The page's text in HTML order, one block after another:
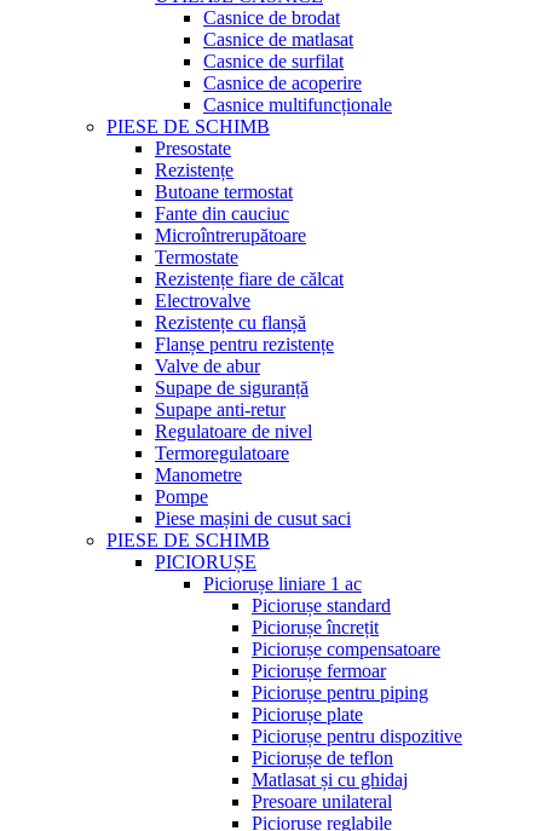
Casnice de brodat
Casnice de matlasat
Casnice de surfilat
Casnice de acoperire
Casnice multifuncționale
PIESE DE SCHIMB
Presostate
Rezistențe
Butoane termostat
Fante din cauciuc
Microîntrerupătoare
Termostate
Rezistențe fiare de călcat
Electrovalve
Rezistențe cu flanșă
Flanșe pentru rezistențe
Valve de abur
Supape de siguranță
Supape anti-retur
Regulatoare de nivel
Termoregulatoare
Manometre
Pompe
Piese mașini de cusut saci
PIESE DE SCHIMB
PICIORUȘE
Piciorușe liniare 1 ac
Piciorușe standard
Piciorușe încrețit
Piciorușe compensatoare
Piciorușe fermoar
Piciorușe pentru piping
Piciorușe plate
Piciorușe pentru dispozitive
Piciorușe de teflon
Matlasat și cu ghidaj
Presoare unilateral
Piciorușe reglabile